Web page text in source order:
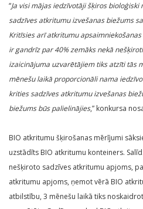
“Ja visi mājas iedzīvotāji šķiros
sadzīves atkritumu izvešanas biežums
Kritīsies arī atkritumu
ir gandrīz par 40% zemāks nekā
izaicinājuma uzvarētājiem tiks atzīti tās
mēnešu laikā proporcionāli nama
krities sadzīves atkritumu izvešanas
biežums būs palielinājies,” konkursa
BIO atkritumu šķirošanas mērījumi
uzstādīts BIO atkritumu konteiners.
nešķiroto sadzīves atkritumu apjoms,
atkritumu apjoms, ņemot vērā BIO
atbilstību, 3 mēnešu laikā tiks